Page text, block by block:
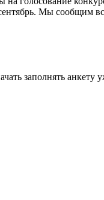
Мы сообщим
заполнять анкету